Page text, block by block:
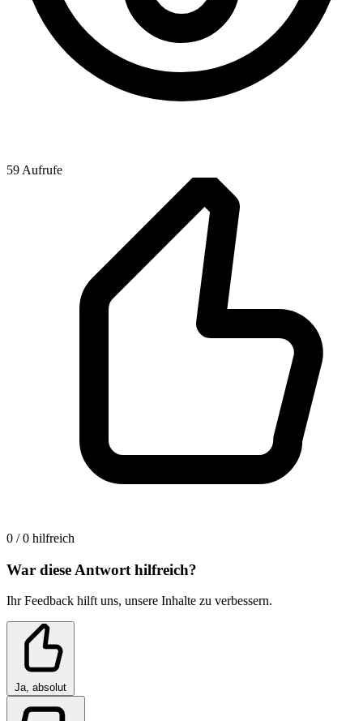
59 Aufrufe
0 / 0 hilfreich
War diese Antwort hilfreich?
Ihr Feedback hilft uns, unsere Inhalte zu verbessern.
Ja, absolut